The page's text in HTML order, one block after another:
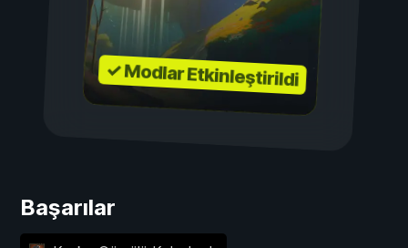
✓ Modlar Etkinleştirildi
Başarılar